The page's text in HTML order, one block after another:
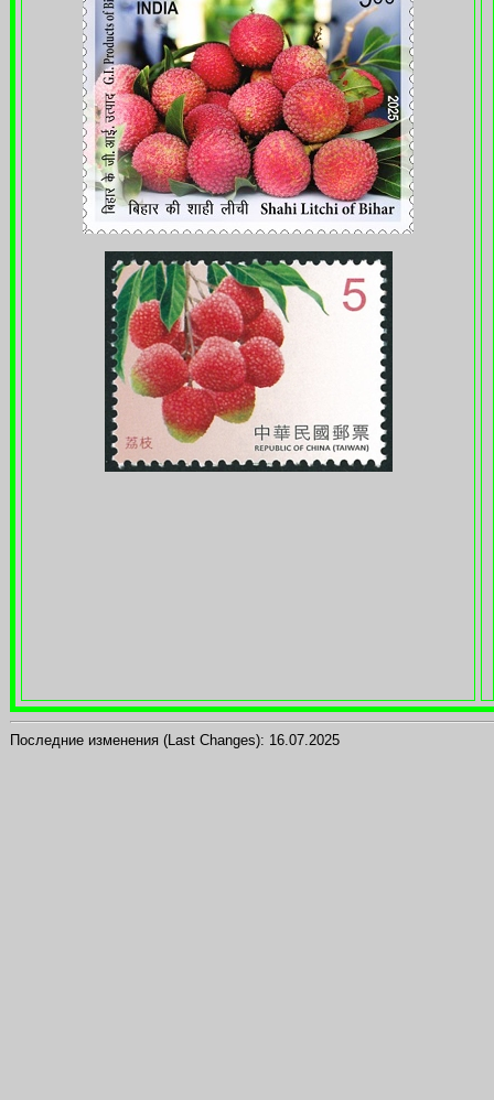
Последние изменения (Last Changes): 16.07.2025